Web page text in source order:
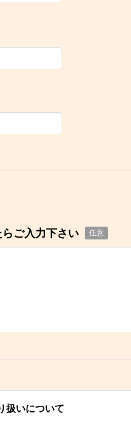
ご入力下さい 任意
扱いについて